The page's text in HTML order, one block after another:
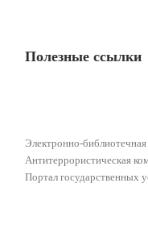
Полезные ссылки
Электронно-
Антитеррористическая
Портал государственных